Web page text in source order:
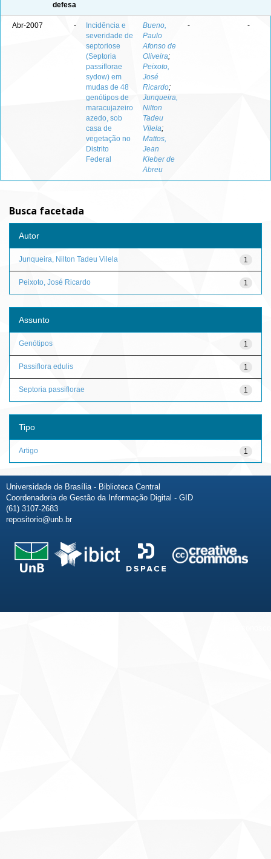
defesa
Abr-2007 -
Incidência e
severidade de
septoriose
(Septoria
passiflorae
sydow) em
mudas de 48
genótipos de
maracujazeiro
azedo, sob
casa de
vegetação no
Distrito
Federal
Bueno,
Paulo
Afonso de
Oliveira;
Peixoto,
José
Ricardo;
Junqueira,
Nilton
Tadeu
Vilela;
Mattos,
Jean
Kleber de
Abreu
- -
Busca facetada
Autor
1
Junqueira, Nilton Tadeu Vilela
1
Peixoto, José Ricardo
Assunto
1
Genótipos
1
Passiflora edulis
1
Septoria passiflorae
Tipo
1
Artigo
Universidade de Brasília - Biblioteca Central
Coordenadoria de Gestão da Informação Digital - GID
(61) 3107-2683
repositorio@unb.br